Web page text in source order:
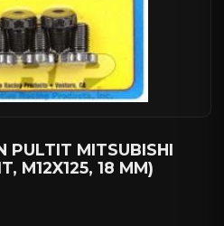
PULTIT MITSUBISHI
M12X125, 18 MM)